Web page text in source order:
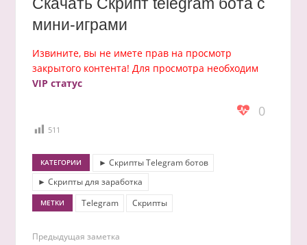
Скачать Скрипт telegram бота с
мини-играми
Извините, вы не имете прав на просмотр
закрытого контента! Для просмотра необходим
VIP статус
0
511
КАТЕГОРИИ
► Скрипты Telegram ботов
► Скрипты для заработка
МЕТКИ Telegram Скрипты
Предыдущая заметка